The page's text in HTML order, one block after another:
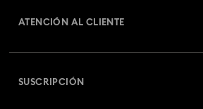
ATENCIÓN AL CLIENTE
SUSCRIPCIÓN